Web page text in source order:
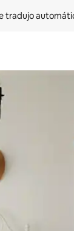
tradujo